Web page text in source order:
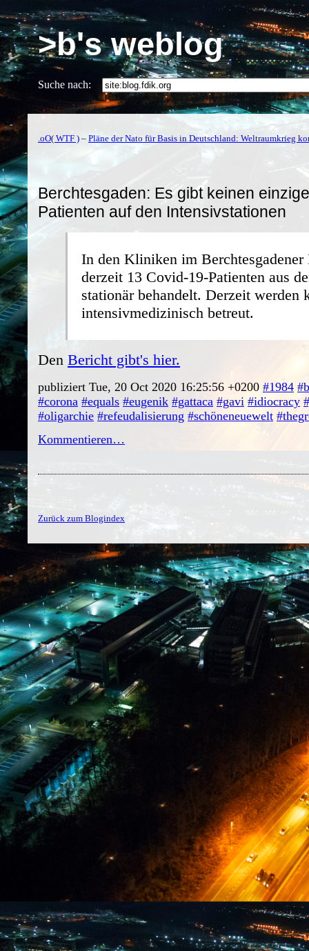
>b's weblog
Suche nach:
.oO( WTF ) – Pläne der Nato für Basis in Deutschland: Weltraumkrieg
Berchtesgaden: Es gibt keinen
Patienten auf den Intensivstationen
In den Kliniken im Berchtesgadener
derzeit 13 Covid-19-Patienten aus
stationär behandelt. Derzeit werden
intensivmedizinisch betreut.
Den Bericht gibt's hier.
publiziert Tue, 20 Oct 2020 16:25:56 +0200 #1984
#corona #equals #eugenik #gattaca #gavi #idiocracy
#oligarchie #refeudalisierung #schöneneuewelt
Kommentieren…
Zurück zum Blogindex